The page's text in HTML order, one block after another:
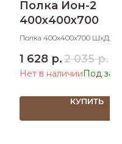
Полка Ион-2
400х400х700
Полка 400х400х700 ШхДхВ
1 628 р.2 035 р.
Нет в наличии
КУПИТЬ